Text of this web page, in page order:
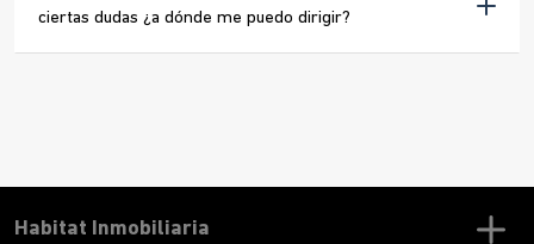
ciertas dudas ¿a dónde me puedo dirigir?
Habitat Inmobiliaria